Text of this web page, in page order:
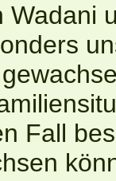
Wadani
Fall